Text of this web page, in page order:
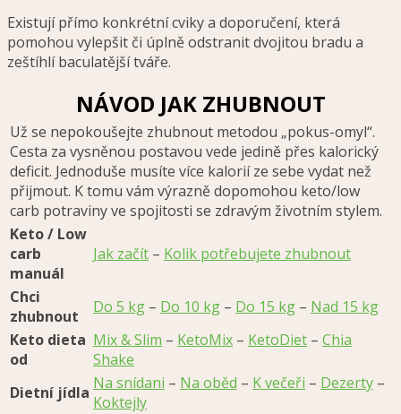
Existují přímo konkrétní cviky a doporučení, která
pomohou vylepšit či úplně odstranit dvojitou bradu a
zeštíhlí baculatější tváře.
NÁVOD JAK ZHUBNOUT
Už se nepokoušejte zhubnout metodou „pokus-omyl“.
Cesta za vysněnou postavou vede jedině přes kalorický
deficit. Jednoduše musíte více kalorií ze sebe vydat než
přijmout. K tomu vám výrazně dopomohou keto/low
carb potraviny ve spojitosti se zdravým životním stylem.
Keto / Low
carb
manuál
Jak začít – Kolik potřebujete zhubnout
Chci
zhubnout
Do 5 kg – Do 10 kg – Do 15 kg – Nad 15 kg
Keto dieta
od
Mix & Slim – KetoMix – KetoDiet – Chia
Shake
Dietní jídla Na snídani – Na oběd – K večeři – Dezerty –
Koktejly